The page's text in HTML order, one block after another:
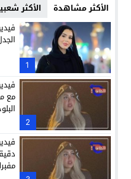
الأكثر مشاهدة الأكثر
1
2
مع